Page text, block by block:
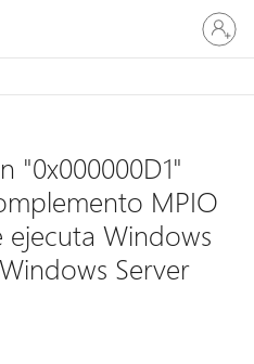
Iniciar
sesión
en
cuenta
"0x000000D1"
MPIO
Windows
Server